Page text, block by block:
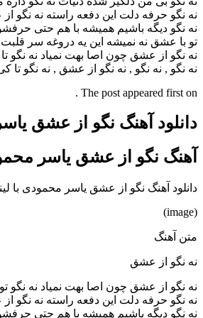
نه نگو حرفه دلت این دفعه راسته نه نگو
نه نگو دیگه باشیم همیشه با هم حتی
تو با عشق نه نمیشه این یه دروغه سر
نه نگو از عشق چون اصا بهت نمیاد نه نگو
نه نگو , نه نگو , نه نگو از عشق , نه نگو تا
The post appeared first on .
دانلود آهنگ نگو از عشق
آهنگ نگو از عشق یاسر
دانلود آهنگ نگو از عشق یاسر محمودی با
(image)
متن آهنگ
نه نگو از عشق
نه نگو از عشق چون اصا بهت نمیاد نه نگو
نه نگو حرفه دلت این دفعه راسته نه نگو
نه نگو دیگه باشیم همیشه با هم حتی